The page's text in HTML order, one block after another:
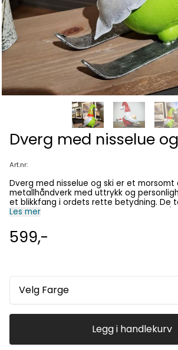
Dverg med nisselue
Art.nr:
Dverg med nisselue og ski er et
metallhåndverk med uttrykk og personlighet.
et blikkfang i ordets rette betydning. De
vil beholde sin sjarm og glans i lang tid.
frakt over kr 1000 Egenskaper: Materiale: 0,4 mm stål
Antirustbehandlet og lakkert Værbestandig – tåler utendørs
Les mer
599,-
Velg Farge
Legg i handlekurv